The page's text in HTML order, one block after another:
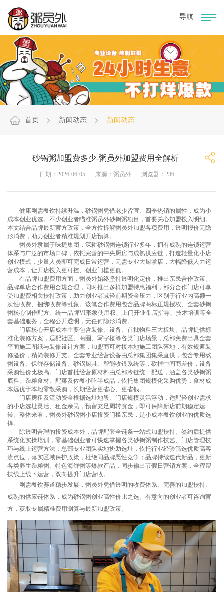
首页 新闻动态 新闻动态
砂锅粥加盟费多少-粥员外加盟费用全解析
日期：2026-06-05 来源：粥员外 浏览器：236
健康刚需餐饮持续升温，砂锅粥凭借老少皆宜、四季热销的属性，成为小
成本创业优选。不少创业者瞄准粥员外砂锅粥项目，首要关心加盟投入明细。
本文结合品牌最新官方政策，全方位拆解粥员外加盟各项费用，透明报价无隐
形消费，助力创业者精准规划开店预算。
粥员外隶属于味捷集团，深耕砂锅粥连锁行业多年，拥有成熟的连锁运营
体系与广泛的市场口碑，依托完善的中央厨房与成熟供应链，打造轻量化小店
创业模式，少量人员即可完成日常运营，无需专业大厨掌店，大幅降低人力运
营成本，让开店投入更可控、创业门槛更低。
在品牌加盟费用方面，粥员外始终坚持透明化定价，推出亲民合作政策。
品牌单店合作费用合规合理，同时推出多样加盟特惠福利，部分合作门店可享
受加盟费相关扶持政策，助力创业者减轻前期资金压力，区别于行业内高额一
次性收费、捆绑收费等乱象。该笔合作费用包含品牌商标正规授权、全套砂锅
粥核心制作配方、统一品牌VI形象使用权、上门开业带店指导、技术培训等全
套基础服务，全程公开透明，无任何隐形消费。
门店核心开店成本主要包含装修、设备、首批物料三大板块。品牌提供标
准化装修方案，适配社区、商圈、写字楼等各类门店场景，总部免费出具全套
平面施工图纸与装修设计方案，加盟商可对接本地施工团队落地，有效规避装
修溢价，精简装修开支。全套专业经营设备由总部集团集采直供，包含专用熬
粥设备、保鲜存储设备、砂锅厨具、智能收银系统等，砍掉中间商差价，设备
采购性价比极高。门店首批经营原材料由总部冷链统一配送，涵盖各类砂锅粥
底料、杂粮食材、配菜及佐餐小吃半成品，依托集团规模化采购优势，食材成
本远优于本地零散采购，长期经营更省心、更省钱。
门店房租及流动资金根据选址地段、门店规模灵活浮动，适配轻创业需求
的小店选址灵活、租金亲民，预留充足周转资金，即可保障新店前期稳定运
转。整体来看，粥员外砂锅粥小店投资门槛亲民，是小成本餐饮创业的优质选
择。
除透明合理的投资成本外，品牌配套全链条一站式加盟扶持。签约后提供
系统化实操培训，零基础创业者可快速掌握各类砂锅粥制作技艺、门店管理技
巧与线上运营方法；总部专业团队实地协助选址，依托行业经验筛选优质高客
流点位，落实区域保护政策，杜绝同品牌恶性竞争；品牌持续迭代新品，更新
各类养生杂粮粥、特色海鲜粥等爆款产品，同步输出节假日营销方案，全程帮
扶线上线下运营，双向提升门店营收。
刚需餐饮赛道稳步发展，粥员外凭借透明的收费体系、完善的加盟扶持、
成熟的供应链体系，成为砂锅粥创业高性价比之选。有意向的创业者可咨询官
方，获取专属精准费用测算与最新加盟政策。